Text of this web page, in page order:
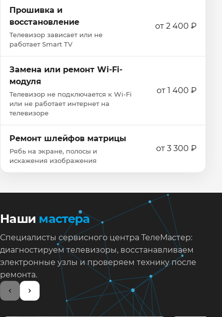
Прошивка и
восстановление
Телевизор зависает или не
работает Smart TV
от 2 400 ₽
Замена или ремонт Wi‑Fi-
модуля
Телевизор не подключается к Wi‑Fi
или не работает интернет на
телевизоре
от 1 400 ₽
Ремонт шлейфов матрицы
Рябь на экране, полосы и
искажения изображения
от 3 300 ₽
Наши мастера
Специалисты сервисного центра ТелеМастер:
диагностируем телевизоры, восстанавливаем
электронные узлы и проверяем технику после
ремонта.